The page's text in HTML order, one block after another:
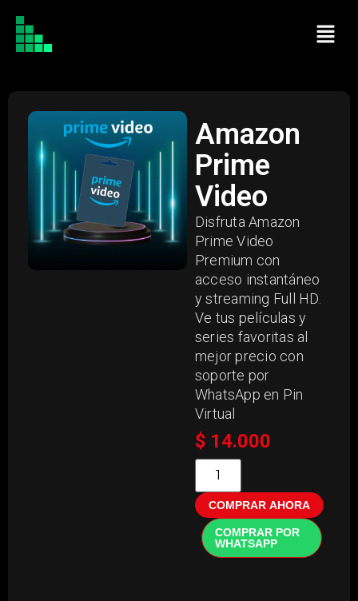
Amazon
Prime
Video
Disfruta Amazon
Prime Video
Premium con
acceso instantáneo
y streaming Full HD.
Ve tus películas y
series favoritas al
mejor precio con
soporte por
WhatsApp en Pin
Virtual
$14.000
COMPRAR AHORA
COMPRAR POR
WHATSAPP